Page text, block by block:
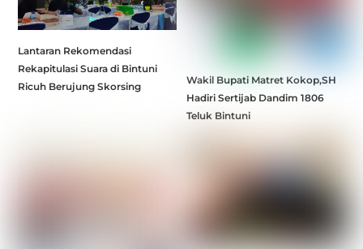
Lantaran Rekomendasi
Rekapitulasi Suara di Bintuni
Ricuh Berujung Skorsing
Wakil Bupati Matret Kokop,SH
Hadiri Sertijab Dandim 1806
Teluk Bintuni